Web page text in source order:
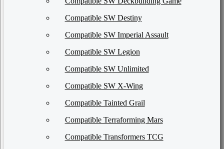
Compatible SW Destiny
Compatible SW Imperial Assault
Compatible SW Legion
Compatible SW Unlimited
Compatible SW X-Wing
Compatible Tainted Grail
Compatible Terraforming Mars
Compatible Transformers TCG